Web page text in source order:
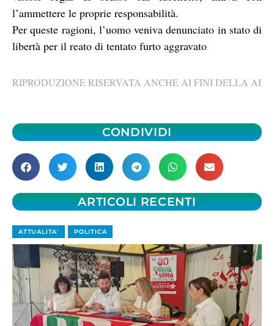
l’ammettere le proprie responsabilità.
Per queste ragioni, l’uomo veniva denunciato in stato di
libertà per il reato di tentato furto aggravato
RIPRODUZIONE RISERVATA ANCHE AI FINI DELLA AI
CONDIVIDI
ARTICOLI RECENTI
ATTUALITA' POLITICA